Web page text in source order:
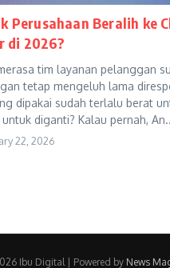
Perusahaan Beralih ke
di 2026?
tim layanan pelanggan
tetap mengeluh lama
dipakai sudah terlalu berat
diganti? Kalau pernah,
22, 2026
Ibu Digital | Powered by News